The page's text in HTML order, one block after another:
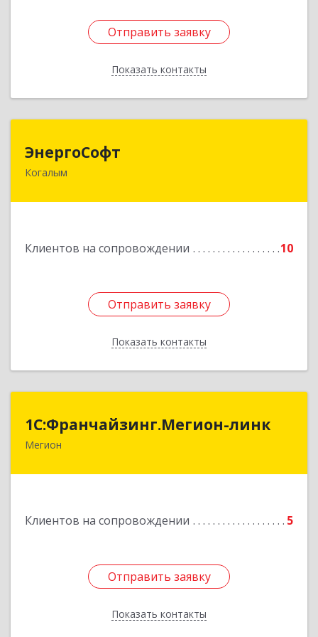
Отправить заявку
Показать контакты
Отправить заявку
Назад
ЭнергоСофт
Когалым
Клиентов на сопровождении 10
Отправить заявку
Показать контакты
628485, Ханты-Мансийский Автономный округ
Подробнее
Отправить заявку
Назад
1С:Франчайзинг.Мегион-линк
Мегион
Клиентов на сопровождении 5
Отправить заявку
Показать контакты
1С:Франчайзинг.Мегион-линк
Отправить заявку
Назад